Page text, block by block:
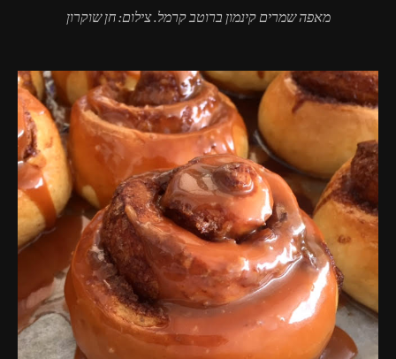
מאפה שמרים קינמון ברוטב קרמל. צילום: חן שוקרון